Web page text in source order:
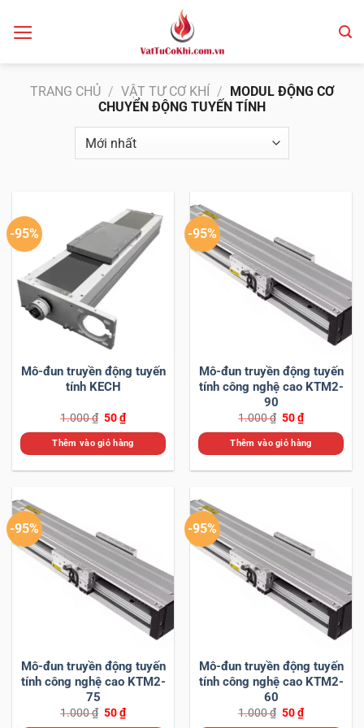
qua
TRANG CHỦ / VẬT TƯ CƠ KHÍ / MODUL ĐỘNG CƠ
CHUYỂN ĐỘNG TUYẾN TÍNH
-95%
Mô-đun truyền động tuyến
tính KECH
1.000₫ Giá
gốc
là:
1.000 ₫.
50₫Giá
hiện
tại
là:
50 ₫.
Thêm vào giỏ hàng
-95%
Mô-đun truyền động tuyến
tính công nghệ cao KTM2-
90
1.000₫ Giá
gốc
là:
1.000 ₫.
50₫Giá
hiện
tại
là:
50 ₫.
Thêm vào giỏ hàng
-95%
Mô-đun truyền động tuyến
tính công nghệ cao KTM2-
75
1.000₫ Giá
gốc
50₫Giá
hiện
-95%
Mô-đun truyền động tuyến
tính công nghệ cao KTM2-
60
1.000₫ Giá
gốc
50₫Giá
hiện